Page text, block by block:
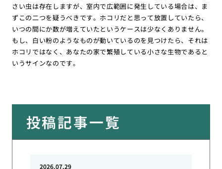
さい虫は存在しますが、室内で広範囲に発生している場合は、ま
ずこの二つを疑うべきです。ホコリだと思って放置していたら、
いつの間にか数が増えていたというケースは少なくありません。
もし、白い粉のようなものが動いているのを見つけたら、それは
ホコリではなく、あなたの家で繁殖している小さな生物であると
いうサインなのです。
投稿記事一覧
2026.07.29